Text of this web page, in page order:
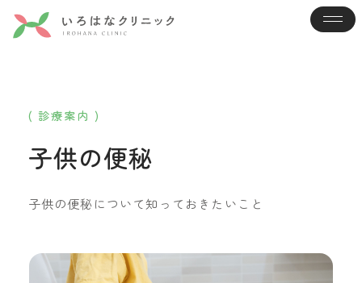
( 診療案内 )
子供の便秘
子供の便秘について知っておきたいこと